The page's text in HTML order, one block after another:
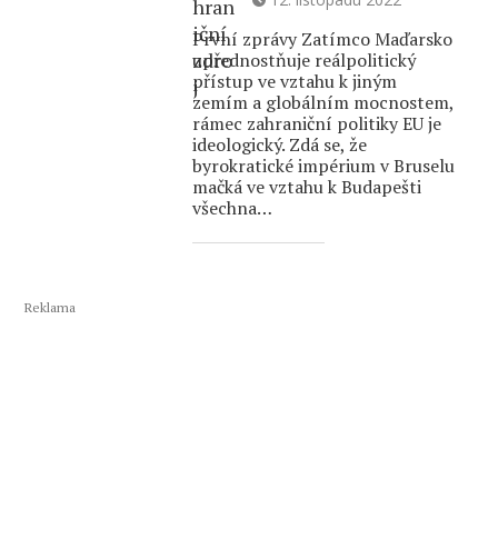
První zprávy Zatímco Maďarsko
upřednostňuje reálpolitický
přístup ve vztahu k jiným
zemím a globálním mocnostem,
rámec zahraniční politiky EU je
ideologický. Zdá se, že
byrokratické impérium v Bruselu
mačká ve vztahu k Budapešti
všechna…
Reklama